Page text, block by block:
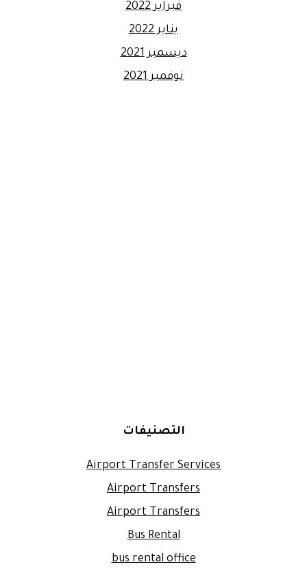
فبراير 2022
يناير 2022
ديسمبر 2021
نوفمبر 2021
التصنيفات
Airport Transfer Services
Airport Transfers
Airport Transfers
Bus Rental
bus rental office